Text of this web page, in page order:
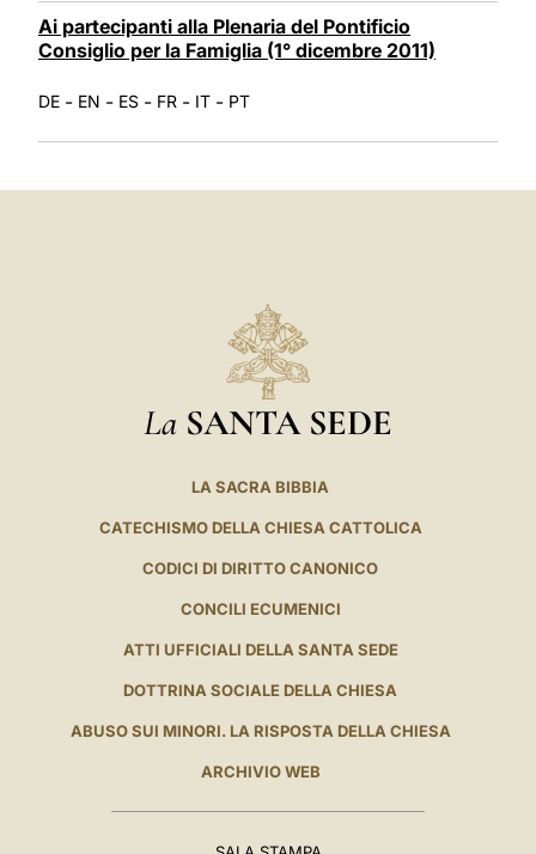
Ai partecipanti alla Plenaria del Pontificio
Consiglio per la Famiglia (1° dicembre 2011)
DE - EN - ES - FR - IT - PT
La SANTA SEDE
LA SACRA BIBBIA
CATECHISMO DELLA CHIESA CATTOLICA
CODICI DI DIRITTO CANONICO
CONCILI ECUMENICI
ATTI UFFICIALI DELLA SANTA SEDE
DOTTRINA SOCIALE DELLA CHIESA
ABUSO SUI MINORI. LA RISPOSTA DELLA CHIESA
ARCHIVIO WEB